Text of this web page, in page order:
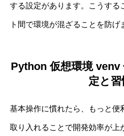
する設定があります。こうする
ト間で環境が混ざることを防げ
Python 仮想環境 venv
定と習
基本操作に慣れたら、もっと便
取り入れることで開発効率が上